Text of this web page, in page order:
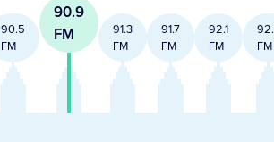
90.5
FM
90.9
FM
91.3
FM
91.7
FM
92.1
FM
FM